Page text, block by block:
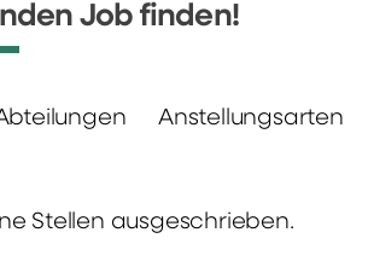
Job finden!
Anstellungsarten
Stellen ausgeschrieben.